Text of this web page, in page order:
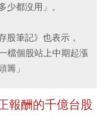
少都沒用」。
股筆記》也表示，
檔個股站上中期起漲
籌」
報酬的千億台股